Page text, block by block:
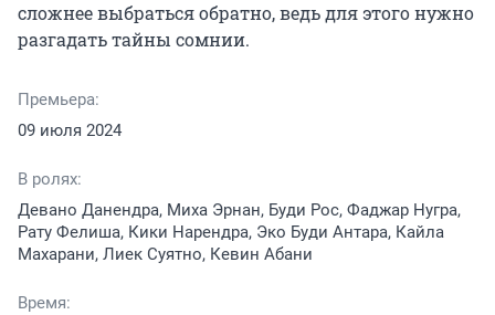
сложнее выбраться обратно, ведь для этого нужно
разгадать тайны сомнии.
Премьера:
09 июля 2024
В ролях:
Девано Данендра, Миха Эрнан, Буди Рос, Фаджар Нугра,
Рату Фелиша, Кики Нарендра, Эко Буди Антара, Кайла
Махарани, Лиек Суятно, Кевин Абани
Время: